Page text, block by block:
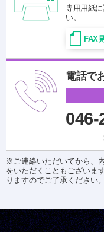
専用用紙に
い。
FAX
電話で
046-
※ご連絡いただいてから、
をいただくこともございま
りますのでご了承ください。